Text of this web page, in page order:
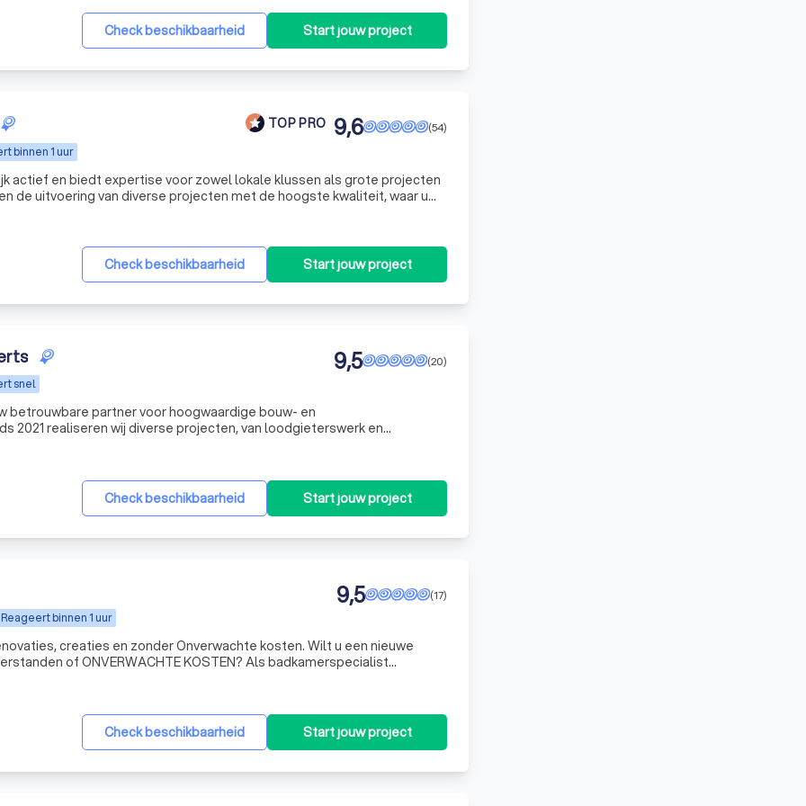
het leveren van de materialen en het aansturen van eventuele
aannemer vormt jouw vaste aanspreekpunt en houdt je regelmatig op de
de aannemer loop je het resultaat na en bespreek je eventuele
opgeleverd.
Check beschikbaarheid
Start jouw project
TOP PRO
binnen 1 uur
(54)
9,6
actief en biedt expertise voor zowel lokale klussen als grote projecten
de uitvoering van diverse projecten met de hoogste kwaliteit, waar u
Check beschikbaarheid Start jouw project
snel
(20)
9,5
betrouwbare partner voor hoogwaardige bouw- en
2021 realiseren wij diverse projecten, van loodgieterswerk en
en timmerwerk. Met vakmanschap, oog voor detail en een
kwa
Check beschikbaarheid Start jouw project
Reageert binnen 1 uur
(17)
9,5
creaties en zonder Onverwachte kosten. Wilt u een nieuwe
ONVERWACHTE KOSTEN? Als badkamerspecialist
van begin tot het einde. Van een doordacht 3D-ontwerp en
Check beschikbaarheid Start jouw project